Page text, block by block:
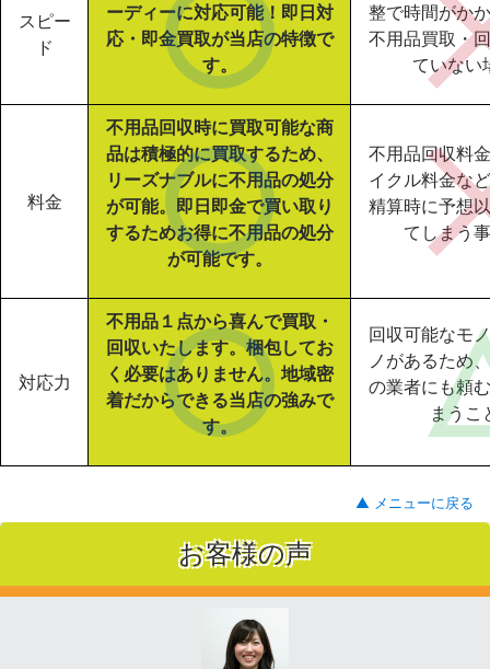
スピー
ド
ーディーに対応可能！即日対
応・即金買取が当店の特徴で
す。
整で時間がか
不用品買取・
ていない
料金
不用品回収時に買取可能な商
品は積極的に買取するため、
リーズナブルに不用品の処分
が可能。即日即金で買い取り
するためお得に不用品の処分
が可能です。
不用品回収料
イクル料金な
精算時に予想
てしまう
対応力
不用品１点から喜んで買取・
回収いたします。梱包してお
く必要はありません。地域密
着だからできる当店の強みで
す。
回収可能なモ
ノがあるため
の業者にも頼
まうこ
▲ メニューに戻る
お客様の声